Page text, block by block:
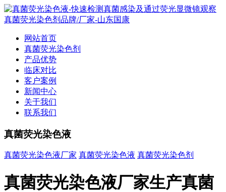
网站首页
真菌荧光染色剂
产品优势
临床对比
客户案例
新闻中心
关于我们
联系我们
真菌荧光染色液
真菌荧光染色液厂家 真菌荧光染色液 真菌荧光染色剂
真菌荧光染色液厂家生产真菌